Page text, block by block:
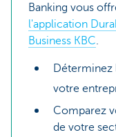
Banking vous
l'application
Business KBC.
Déterminez
votre
Comparez
de votre